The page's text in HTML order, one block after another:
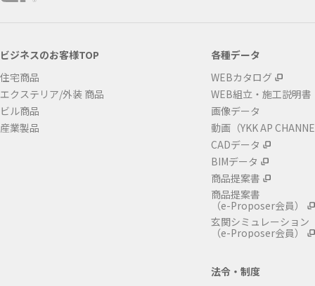
ビジネスのお客様TOP
住宅商品
エクステリア/外装 商品
ビル商品
産業製品
各種データ
WEBカタログ
WEB組立・施工説明書
画像データ
動画（YKK AP
CADデータ
BIMデータ
商品提案書
商品提案書
（e-Proposer会員）
玄関シミュレーション
（e-Proposer会員）
法令・制度